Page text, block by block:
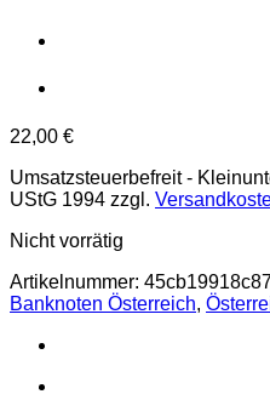
22,00 €
Umsatzsteuerbefreit -
UStG 1994 zzgl.
Nicht vorrätig
Artikelnummer:
Banknoten Österreich,